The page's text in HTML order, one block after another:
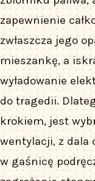
zapewnienie
zwłaszcza jego
mieszankę, a
wyładowanie
do tragedii.
krokiem, jest
wentylacji, z dala
w gaśnicę